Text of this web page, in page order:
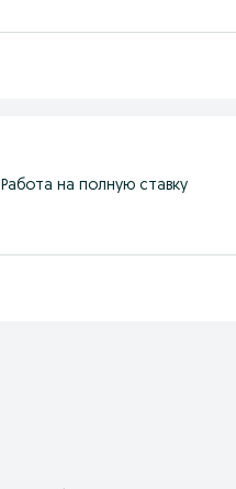
Работа на полную ставку